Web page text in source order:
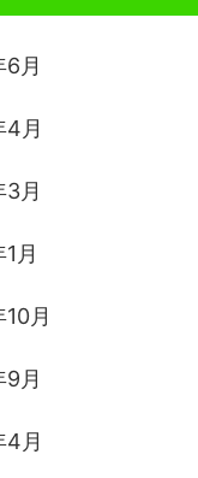
月
月
月
月
月
月
月